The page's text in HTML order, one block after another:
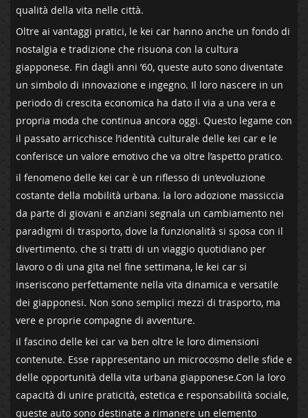
qualità ⁤della vita‌ nelle città.
Oltre ai vantaggi ‍pratici, le kei car hanno ‍anche ⁢un fondo di
nostalgia e tradizione che risuona con la cultura
giapponese. Fin dagli anni ’60, queste ⁣auto sono diventate
un simbolo di‌ innovazione e ingegno. Il loro nascere in⁢ un
periodo di crescita economica ha dato il⁤ via a ‍una vera e
propria moda che continua ancora oggi. Questo legame ⁤con
il passato‌ arricchisce‌ l’identità‍ culturale delle kei‍ car e le⁤
conferisce un valore⁤ emotivo che va ⁤oltre l’aspetto⁤ pratico.
il ⁤fenomeno delle kei car è un ⁢riflesso di un’evoluzione
costante della mobilità ⁢urbana. la loro adozione massiccia
da parte di giovani e anziani ‌segnala un cambiamento nei
‍paradigmi di trasporto, dove la funzionalità si sposa con il
divertimento. che si tratti di un viaggio quotidiano ⁣per
lavoro‌ o di una gita nel fine settimana,⁤ le kei car si
inseriscono⁤ perfettamente ​nella vita dinamica e‌ versatile
dei giapponesi. Non sono ‌semplici mezzi⁤ di trasporto, ⁤ma
‌vere e proprie compagne di​ avventure.
il fascino ​delle kei ⁣car va ben oltre le loro dimensioni
contenute.⁤ Esse rappresentano un microcosmo ‍delle​ sfide e
delle‍ opportunità della vita urbana giapponese.Con la loro
capacità di ‍unire praticità, estetica e responsabilità sociale,
queste ⁢auto sono destinate ⁤a⁤ rimanere un elemento